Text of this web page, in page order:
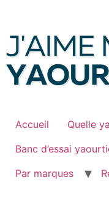
contenu
Accueil
Quelle
Banc d’essai
Par marques